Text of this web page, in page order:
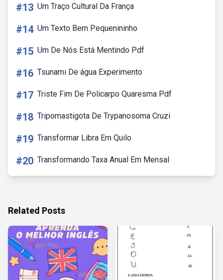
#13 Um Traço Cultural Da França
#14 Um Texto Bem Pequenininho
#15 Um De Nós Está Mentindo Pdf
#16 Tsunami De água Experimento
#17 Triste Fim De Policarpo Quaresma Pdf
#18 Tripomastigota De Trypanosoma Cruzi
#19 Transformar Libra Em Quilo
#20 Transformando Taxa Anual Em Mensal
Related Posts